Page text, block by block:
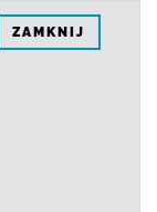
ZAMKNIJ